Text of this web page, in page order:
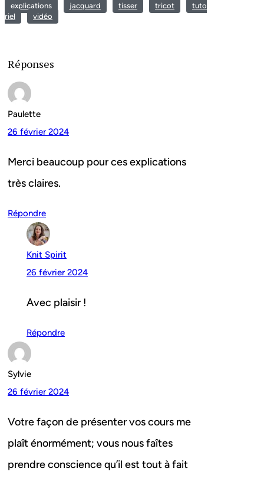
explications jacquard tisser tricot
tuto
riel
vidéo
Réponses
Paulette
26 février 2024
Merci beaucoup pour ces explications
très claires.
Répondre
Knit Spirit
26 février 2024
Avec plaisir !
Répondre
Sylvie
26 février 2024
Votre façon de présenter vos cours me
plaît énormément; vous nous faîtes
prendre conscience qu’il est tout à fait